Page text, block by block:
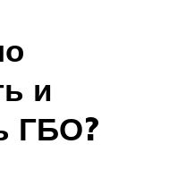
и
ГБО?